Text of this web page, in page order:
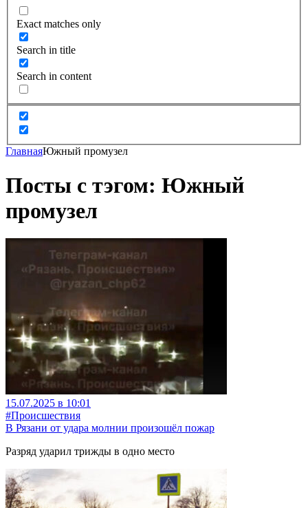
Exact matches only
Search in title
Search in content
ГлавнаяЮжный промузел
Посты с тэгом: Южный
промузел
15.07.2025 в 10:01
#Происшествия
В Рязани от удара молнии произошёл пожар
Разряд ударил трижды в одно место